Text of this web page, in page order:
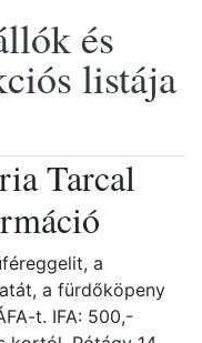
és
listája
Tarcal
a
a fürdőköpeny
t. IFA: 500,-